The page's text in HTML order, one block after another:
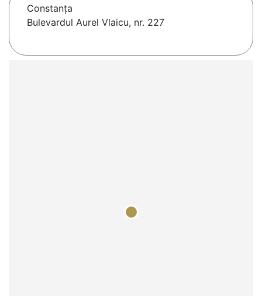
Constanţa
Bulevardul Aurel Vlaicu, nr. 227